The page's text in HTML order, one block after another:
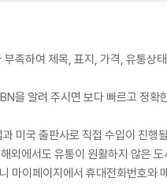
족하여 제목, 표지, 가격, 유통
을 알려 주시면 보다 빠르고 정확
미국 출판사로 직접 수입이 진행
에서도 유통이 원활하지 않은
마이페이지에서 휴대전화번호와